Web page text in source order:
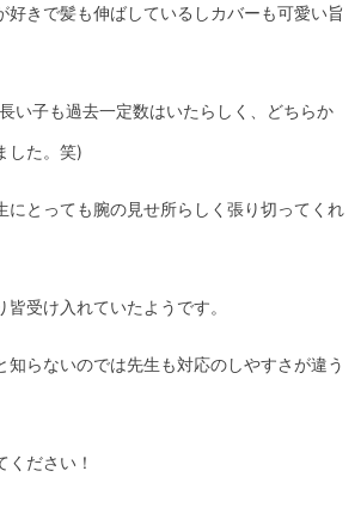
好きで髪も伸ばしているしカバーも可愛い旨
い子も過去一定数はいたらしく、どちらか
した。笑)
にとっても腕の見せ所らしく張り切ってくれ
受け入れていたようです。
知らないのでは先生も対応のしやすさが違う
ださい！